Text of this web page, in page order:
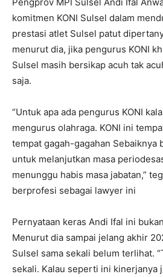
Pengprov MPI Sulsel Andi Ifal
komitmen KONI Sulsel dalam
prestasi atlet Sulsel patut
menurut dia, jika pengurus KONI
Sulsel masih bersikap acuh tak
saja.
“Untuk apa ada pengurus KONI
mengurus olahraga. KONI ini
tempat gagah-gagahan Sebaiknya
untuk melanjutkan masa
menunggu habis masa jabatan,”
berprofesi sebagai lawyer ini
Pernyataan keras Andi Ifal ini
Menurut dia sampai jelang akhir
Sulsel sama sekali belum terlihat.
sekali. Kalau seperti ini kinerjanya